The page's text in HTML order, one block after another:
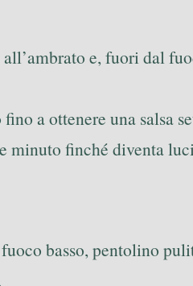
e, fuori dal
a ottenere una salsa
minuto finché diventa
basso, pentolino